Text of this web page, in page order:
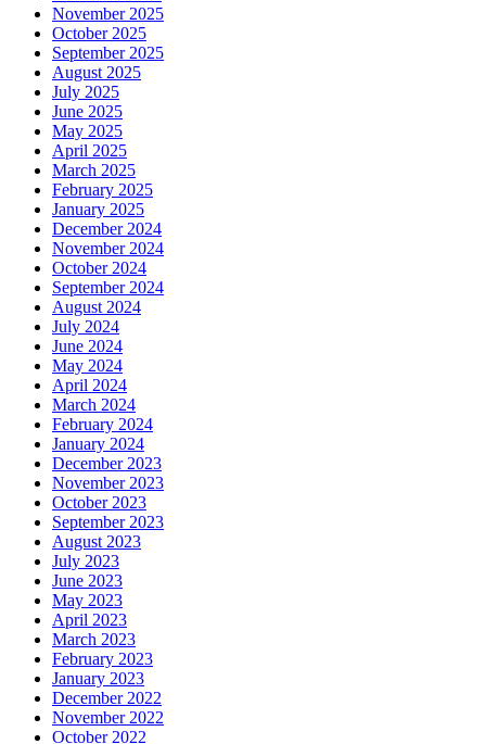
November 2025
October 2025
September 2025
August 2025
July 2025
June 2025
May 2025
April 2025
March 2025
February 2025
January 2025
December 2024
November 2024
October 2024
September 2024
August 2024
July 2024
June 2024
May 2024
April 2024
March 2024
February 2024
January 2024
December 2023
November 2023
October 2023
September 2023
August 2023
July 2023
June 2023
May 2023
April 2023
March 2023
February 2023
January 2023
December 2022
November 2022
October 2022